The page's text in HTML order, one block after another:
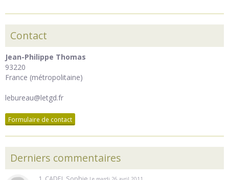
Contact
Jean-Philippe Thomas
93220
France (métropolitaine)
lebureau@letgd.fr
Formulaire de contact
Derniers commentaires